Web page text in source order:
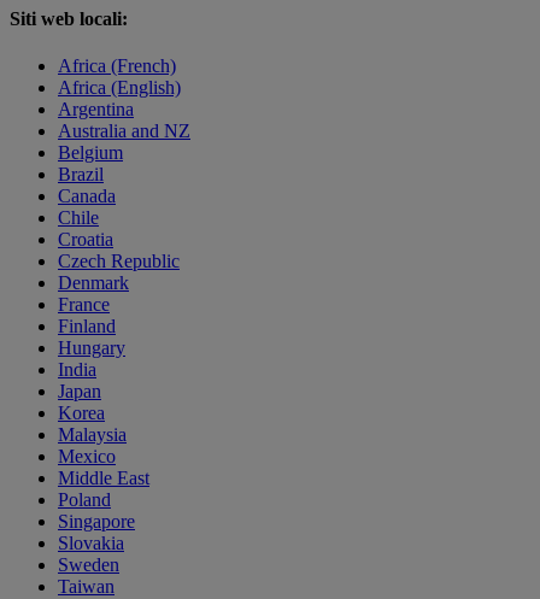
Siti web locali:
Africa (French)
Africa (English)
Argentina
Australia and NZ
Belgium
Brazil
Canada
Chile
Croatia
Czech Republic
Denmark
France
Finland
Hungary
India
Japan
Korea
Malaysia
Mexico
Middle East
Poland
Singapore
Slovakia
Sweden
Taiwan